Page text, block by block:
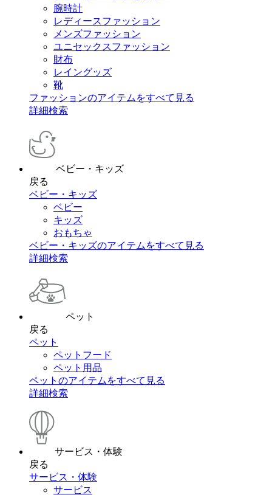
腕時計
レディースファッション
メンズファッション
ユニセックスファッション
財布
レイングッズ
靴
ファッションのアイテムをすべて見る
詳細検索
ベビー・キッズ
戻る
ベビー・キッズ
ベビー
キッズ
おもちゃ
ベビー・キッズのアイテムをすべて見る
詳細検索
ペット
戻る
ペット
ペットフード
ペット用品
ペットのアイテムをすべて見る
詳細検索
サービス・体験
戻る
サービス・体験
サービス